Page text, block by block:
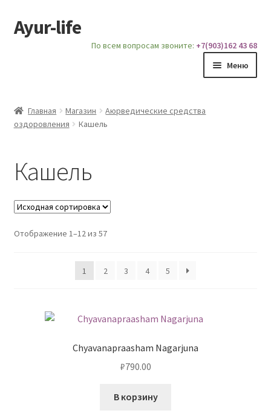
Перейти
к
Перейти
к
Ayur-life
По всем вопросам звоните: +7(903)162 43 68
Меню
Магазин
Главная Магазин
Аюрведические средства
оздоровления
Кашель
Кашель
Отображение 1–12 из 57
1 2 3 4 5
Chyavanapraasham Nagarjuna
₽790.00
В корзину